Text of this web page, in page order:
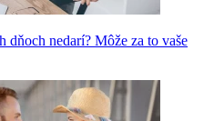
dňoch nedarí? Môže za to vaše